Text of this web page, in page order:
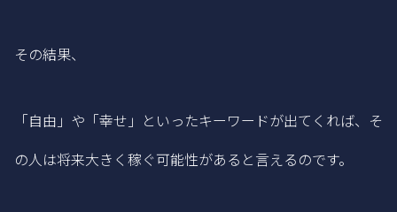
その結果、
「自由」や「幸せ」といったキーワードが出てくれば、そ
の人は将来大きく稼ぐ可能性があると言えるのです。